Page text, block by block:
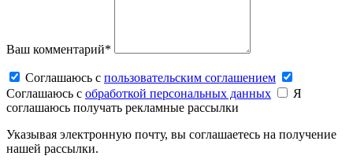
Ваш комментарий*
Соглашаюсь c пользовательским соглашением
Соглашаюсь c обработкой персональных данных
Я
соглашаюсь получать рекламные рассылки
Указывая электронную почту, вы соглашаетесь на получение
нашей рассылки.